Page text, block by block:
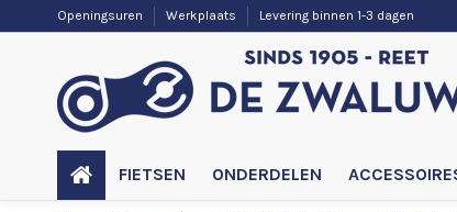
Openingsuren Werkplaats Levering binnen 1-3 dagen
FIETSEN ONDERDELEN